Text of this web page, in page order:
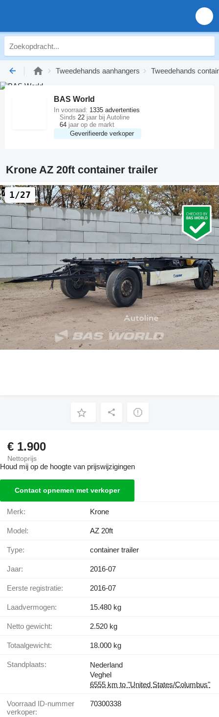
Tweedehands aanhangers Tweedehands
BAS World
Geverifieerde verkoper
In voorraad: 1335 advertenties
Sinds 22 jaar bij Autoline
64 jaar op de markt
Krone AZ 20ft container trailer
1/27
€ 1.900
Nettoprijs
Houd mij op de hoogte van prijswijzigingen
Contact opnemen met verkoper
Merk: Krone
Model: AZ 20ft
Type: container trailer
Jaar: 2016-07
Eerste registratie: 2016-07
Laadvermogen: 15.480 kg
Netto gewicht: 2.520 kg
Totaalgewicht: 18.000 kg
Standplaats:
Nederland
Veghel
6555 km to "United States/Columbus"
Voorraad ID-nummer
verkoper:
70300338